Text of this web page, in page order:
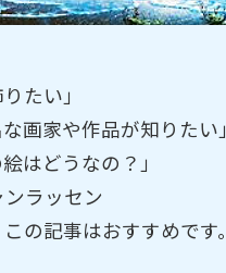
たい」
画家や作品が知りたい」
はどうなの？」
ラッセン
の記事はおすすめです。